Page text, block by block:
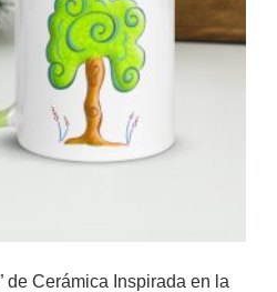
de Cerámica Inspirada en la